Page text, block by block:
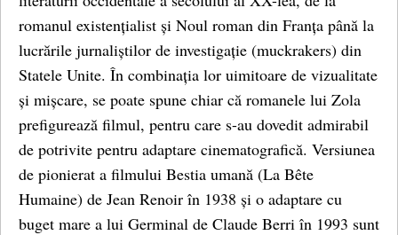
romanul existențialist și Noul roman din Franța până la
lucrările jurnaliștilor de investigație (muckrakers) din
Statele Unite. În combinația lor uimitoare de vizualitate
și mișcare, se poate spune chiar că romanele lui Zola
prefigurează filmul, pentru care s-au dovedit admirabil
de potrivite pentru adaptare cinematografică. Versiunea
de pionierat a filmului Bestia umană (La Bête
Humaine) de Jean Renoir în 1938 și o adaptare cu
buget mare a lui Germinal de Claude Berri în 1993 sunt